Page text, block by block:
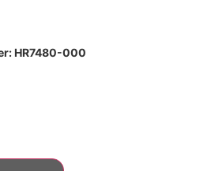
HR7480-000